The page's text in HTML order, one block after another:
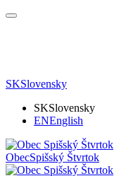
SKSlovensky
SKSlovensky
ENEnglish
ObecSpišský Štvrtok